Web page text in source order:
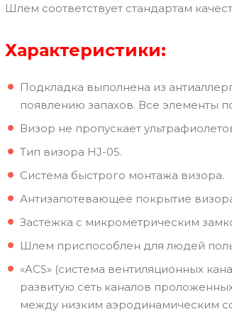
Шлем соответствует стандартам
Характеристики:
Подкладка выполнена из
появлению запахов. Все элементы
Визор не пропускает
Тип визора HJ-05.
Система быстрого монтажа визора.
Антизапотевающее покрытие
Застежка с микрометрическим
Шлем приспособлен для людей
«ACS» (система вентиляционных
развитую сеть каналов
между низким аэродинамическим